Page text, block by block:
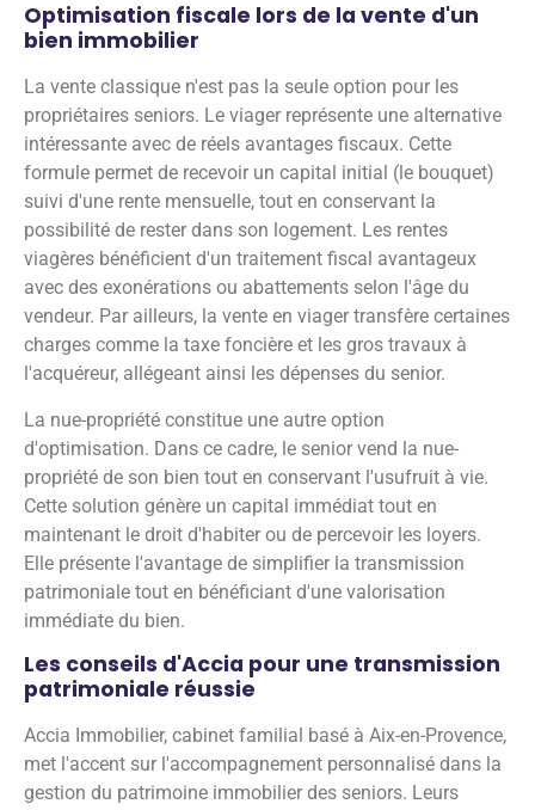
Optimisation fiscale lors de la vente d'un
bien immobilier
La vente classique n'est pas la seule option pour les
propriétaires seniors. Le viager représente une alternative
intéressante avec de réels avantages fiscaux. Cette
formule permet de recevoir un capital initial (le bouquet)
suivi d'une rente mensuelle, tout en conservant la
possibilité de rester dans son logement. Les rentes
viagères bénéficient d'un traitement fiscal avantageux
avec des exonérations ou abattements selon l'âge du
vendeur. Par ailleurs, la vente en viager transfère certaines
charges comme la taxe foncière et les gros travaux à
l'acquéreur, allégeant ainsi les dépenses du senior.
La nue-propriété constitue une autre option
d'optimisation. Dans ce cadre, le senior vend la nue-
propriété de son bien tout en conservant l'usufruit à vie.
Cette solution génère un capital immédiat tout en
maintenant le droit d'habiter ou de percevoir les loyers.
Elle présente l'avantage de simplifier la transmission
patrimoniale tout en bénéficiant d'une valorisation
immédiate du bien.
Les conseils d'Accia pour une transmission
patrimoniale réussie
Accia Immobilier, cabinet familial basé à Aix-en-Provence,
met l'accent sur l'accompagnement personnalisé dans la
gestion du patrimoine immobilier des seniors. Leurs